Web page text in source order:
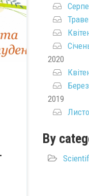
2020
2019
By